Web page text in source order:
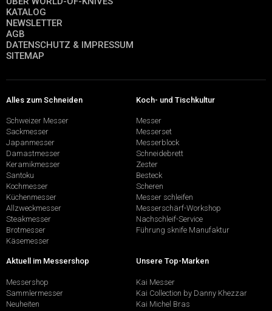
KATALOG
NEWSLETTER
AGB
DATENSCHUTZ & IMPRESSUM
SITEMAP
Alles zum Schneiden
Schweizer Messer
Sackmesser
Japanmesser
Damastmesser
Keramikmesser
Santoku
Kochmesser
Küchenmesser
Allzweckmesser
Steakmesser
Brotmesser
Käsemesser
Koch- und Tischkultur
Messer
Messerset
Messerblock
Schneidebrett
Zester
Besteck
Scheren
Messer schleifen
Messerschärf-Workshop
Nachschleif-Service
Führung sknife Manufaktur
Aktuell im Messershop
Messershop
Sammlermesser
Neuheiten
Unsere Top-Marken
Kai Messer
Kai Collection by Danny Khezzar
Kai Michel Bras